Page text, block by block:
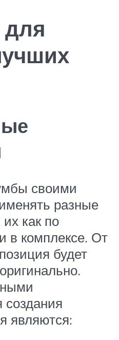
своими
разные
как по
в комплексе. От
будет
являются: